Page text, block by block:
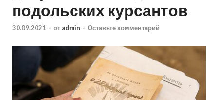
подольских курсантов
30.09.2021 - от admin - Оставьте комментарий